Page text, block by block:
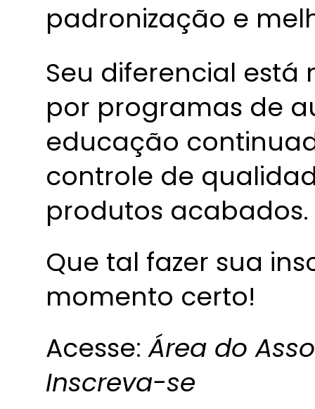
padronização e
Seu diferencial
por programas de
educação
controle de
produtos acabados.
Que tal fazer sua
momento certo!
Acesse:Área do
Inscreva-se